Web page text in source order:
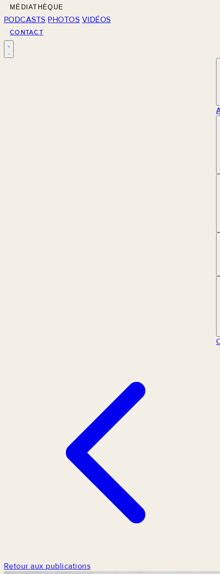
MÉDIATHÈQUE
PODCASTS PHOTOS VIDÉOS
CONTACT
Retour aux publications